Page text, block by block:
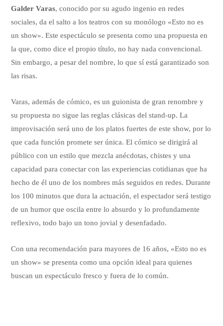
Galder Varas, conocido por su agudo ingenio en redes
sociales, da el salto a los teatros con su monólogo «Esto no es
un show». Este espectáculo se presenta como una propuesta en
la que, como dice el propio título, no hay nada convencional.
Sin embargo, a pesar del nombre, lo que sí está garantizado son
las risas.
Varas, además de cómico, es un guionista de gran renombre y
su propuesta no sigue las reglas clásicas del stand-up. La
improvisación será uno de los platos fuertes de este show, por lo
que cada función promete ser única. El cómico se dirigirá al
público con un estilo que mezcla anécdotas, chistes y una
capacidad para conectar con las experiencias cotidianas que ha
hecho de él uno de los nombres más seguidos en redes. Durante
los 100 minutos que dura la actuación, el espectador será testigo
de un humor que oscila entre lo absurdo y lo profundamente
reflexivo, todo bajo un tono jovial y desenfadado.
Con una recomendación para mayores de 16 años, «Esto no es
un show» se presenta como una opción ideal para quienes
buscan un espectáculo fresco y fuera de lo común.